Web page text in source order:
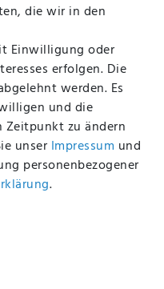
MIT
die wir in den
Einwilligung oder
erfolgen. Die
werden. Es
und die
Zeitpunkt zu ändern
unser Impressum und
personenbezogener
.